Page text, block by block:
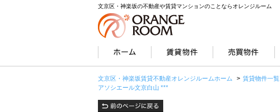
文京区・神楽坂の不動産や賃貸マンションのことならオレンジルーム
文京区・神楽坂賃貸不動産オレンジルームホーム > 賃貸物件一覧
アソシエール文京白山 ***